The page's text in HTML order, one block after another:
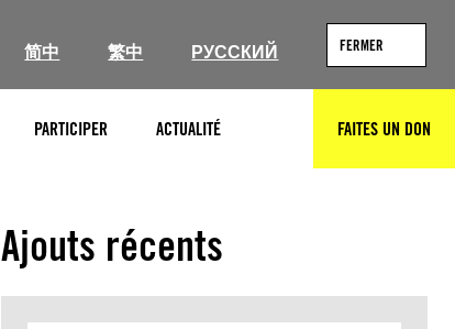
简中 繁中 РУССКИЙ FERMER
PARTICIPER ACTUALITÉ RECHERCHERFAITES UN DON
Ajouts récents